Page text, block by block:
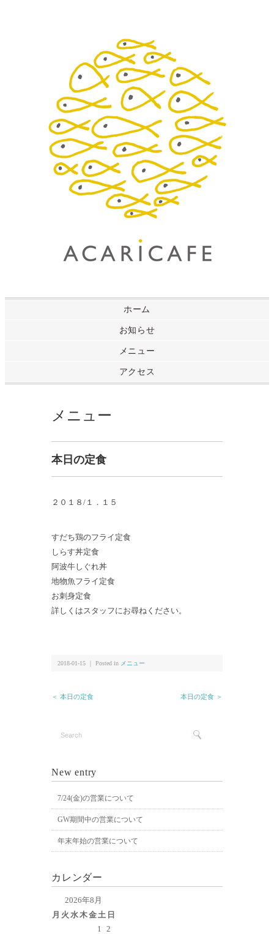
ホーム
お知らせ
メニュー
アクセス
メニュー
本日の定食
２０１８/１．１５
すだち鶏のフライ定食
しらす丼定食
阿波牛しぐれ丼
地物魚フライ定食
お刺身定食
詳しくはスタッフにお尋ねください。
2018-01-15 ｜ Posted in メニュー
＜ 本日の定食 本日の定食 ＞
New entry
7/24(金)の営業について
GW期間中の営業について
年末年始の営業について
カレンダー
2026年8月
月 火 水木金 土 日
1
2